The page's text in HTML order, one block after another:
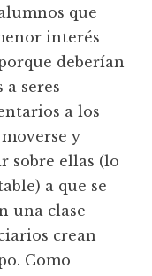
que
interés
deberían
a seres
a los
y
sobre ellas (lo
a que se
una clase
crean
Como